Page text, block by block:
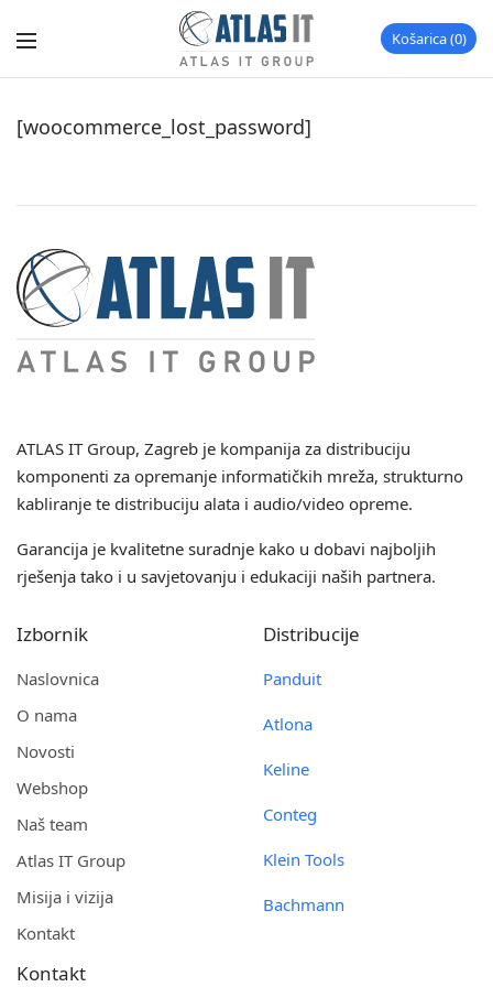
Košarica 0
[woocommerce_lost_password]
ATLAS IT Group, Zagreb je kompanija za distribuciju
komponenti za opremanje informatičkih mreža, strukturno
kabliranje te distribuciju alata i audio/video opreme.
Garancija je kvalitetne suradnje kako u dobavi najboljih
rješenja tako i u savjetovanju i edukaciji naših partnera.
Izbornik
Naslovnica
O nama
Novosti
Webshop
Naš team
Atlas IT Group
Misija i vizija
Kontakt
Distribucije
Panduit
Atlona
Keline
Conteg
Klein Tools
Bachmann
Kontakt